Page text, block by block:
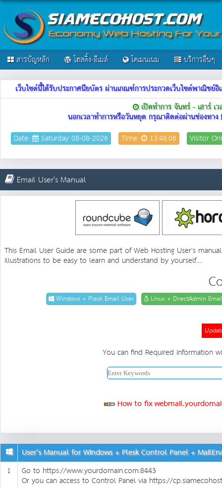
สารบัญหลัก โฮสติ้ง-อีเมล์ โดเมนเนม บริการอื่นๆ
เว็บไซต์นี้ได้รับประกาศนียบัตร ผ่านเกณฑ์การประกวดเว็บไซต์พาณิช
เปิดทำการ จันทร์ - เสาร์
นอกเวลาทำการหรือวันหยุด กรุณาติดต่อผ่านช่องทาง
Date: Saturday 08-08-2026 Time: 13:48:06 Visitor
Email User's Manual
This Email User Guide are some part of Web Hosting User's
illustrations to be easy to learn and understand by yourself....
Windows + Plesk Email User Linux + DirectAdmin
You can find Required information
How to fix
User's Manual for Windows + Plesk Control Panel +
1 Go to https://www.yourdomain.com:8443
Or you can access to Control Panel via https://